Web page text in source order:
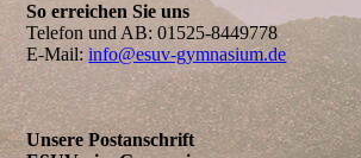
So erreichen Sie uns
Telefon und AB: 01525-8449778
E-Mail:info@esuv-gymnasium.de
Unsere Postanschrift